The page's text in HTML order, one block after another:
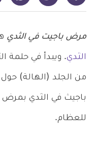
مرض باجيت في الثدي
الثدي. ويبدأ في حلمة
من الجلد (الهالة)
باجيث في الثدي
للعظام.